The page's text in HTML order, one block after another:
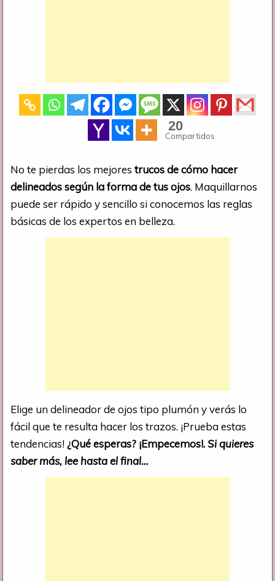
20
Compartidos
No te pierdas los mejorestrucos de cómo hacer
delineados según la forma de tus ojos. Maquillarnos
puede ser rápido y sencillo si conocemos las reglas
básicas de los expertos en belleza.
Elige un delineador de ojos tipo plumón y verás lo
fácil que te resulta hacer los trazos. ¡Prueba estas
tendencias! ¿Qué esperas? ¡Empecemos!.Si quieres
saber más, lee hasta el final…